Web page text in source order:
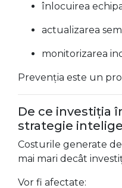
înlocuirea
actualizarea
monitorizarea
Prevenția este un
De ce investiția
strategie
Costurile generate
mai mari decât
Vor fi afectate: